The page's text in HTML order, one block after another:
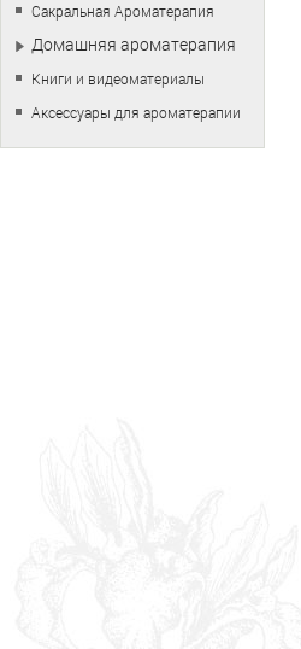
Сакральная Ароматерапия
Домашняя ароматерапия
Книги и видеоматериалы
Аксессуары для ароматерапии